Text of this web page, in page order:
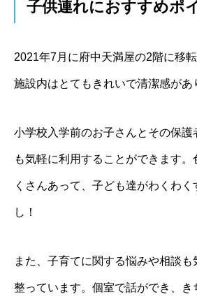
子供連れにおすすめポ
2021年7月に府中天満屋の2階に移
施設内はとてもきれいで清潔感があ
小学校入学前のお子さんとその保護
も気軽に利用することができます。
くさんあって、子ども達がわくわ
し！
また、子育てに関する悩みや相談
整っています。個室で話ができ、き